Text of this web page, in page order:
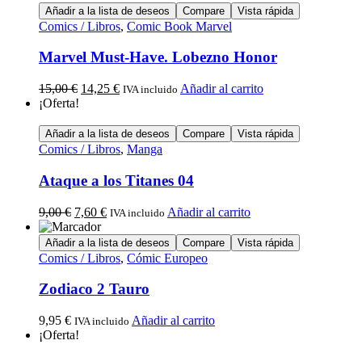
Añadir a la lista de deseos Compare Vista rápida
Comics / Libros, Comic Book Marvel
Marvel Must-Have. Lobezno Honor
15,00€ 14,25 € IVA incluido Añadir al carrito
¡Oferta!
Añadir a la lista de deseos Compare Vista rápida
Comics / Libros, Manga
Ataque a los Titanes 04
9,00€ 7,60 € IVA incluido Añadir al carrito
Añadir a la lista de deseos Compare Vista rápida
Comics / Libros, Cómic Europeo
Zodiaco 2 Tauro
9,95 € IVA incluido Añadir al carrito
¡Oferta!